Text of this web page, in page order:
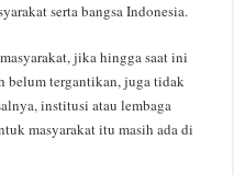
serta bangsa Indonesia.
jika hingga saat ini
belum tergantikan, juga tidak
institusi atau lembaga
masyarakat itu masih ada di